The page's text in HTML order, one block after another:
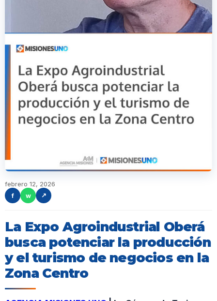
febrero 12, 2026
f
w ↗
La Expo Agroindustrial Oberá
busca potenciar la producción
y el turismo de negocios en la
Zona Centro